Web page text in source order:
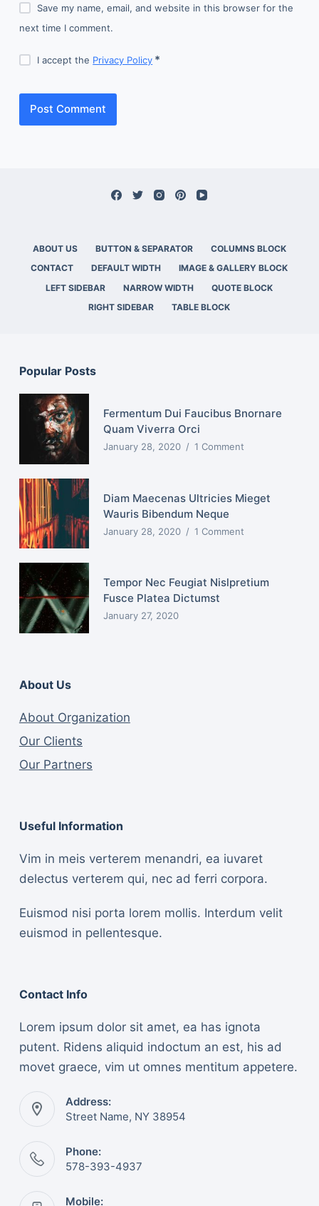
Save my name, email, and website in this browser for the
next time I comment.
I accept the Privacy Policy
Post Comment
ABOUT US BUTTON & SEPARATOR
COLUMNS BLOCK
CONTACT
DEFAULT WIDTH
IMAGE & GALLERY BLOCK
LEFT SIDEBAR
NARROW WIDTH
QUOTE BLOCK
RIGHT SIDEBAR
TABLE BLOCK
Popular Posts
Fermentum Dui Faucibus Bnornare
Quam Viverra Orci
January 28, 2020 1 Comment
Diam Maecenas Ultricies Mieget
Wauris Bibendum Neque
January 28, 2020 1 Comment
Tempor Nec Feugiat Nislpretium
Fusce Platea Dictumst
January 27, 2020
About Us
About Organization
Our Clients
Our Partners
Useful Information
Vim in meis verterem menandri, ea iuvaret
delectus verterem qui, nec ad ferri corpora.
Euismod nisi porta lorem mollis. Interdum velit
euismod in pellentesque.
Contact Info
Lorem ipsum dolor sit amet, ea has ignota
putent. Ridens aliquid indoctum an est, his ad
movet graece, vim ut omnes mentitum appetere.
Address:
Street Name, NY 38954
Phone:
578-393-4937
Mobile: